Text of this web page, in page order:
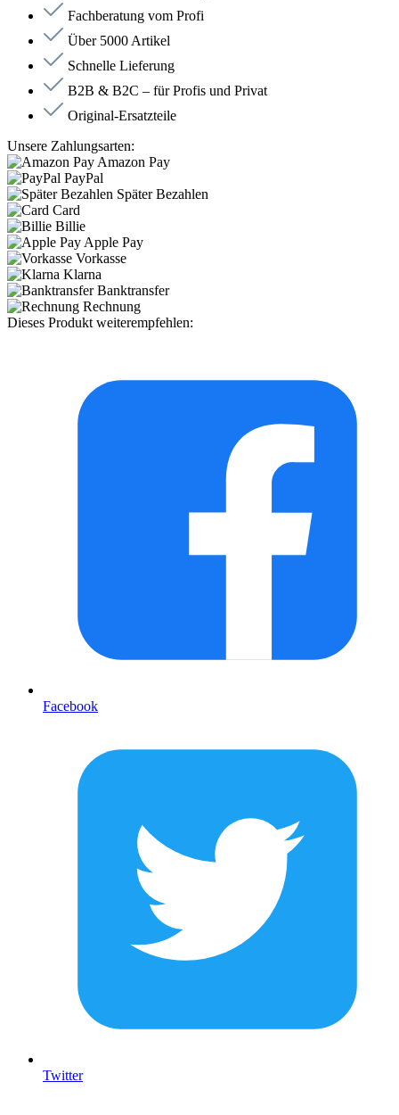
Fachberatung vom Profi
Über 5000 Artikel
Schnelle Lieferung
B2B & B2C – für Profis und Privat
Original-Ersatzteile
Unsere Zahlungsarten:
Amazon Pay
PayPal
Später Bezahlen
Card
Billie
Apple Pay
Vorkasse
Klarna
Banktransfer
Rechnung
Dieses Produkt weiterempfehlen:
Facebook
Twitter